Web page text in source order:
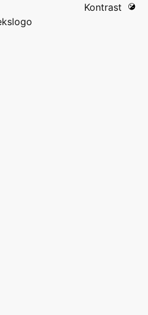
Kontrast